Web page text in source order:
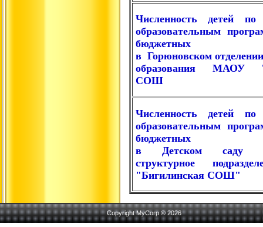
Численность детей по
образовательным
бюджетных
в Горюновском
образования МАОУ
СОШ
Численность детей по
образовательным
бюджетных
в Детском саду
структурное
"Бигилинская СОШ"
Copyright MyCorp © 2026